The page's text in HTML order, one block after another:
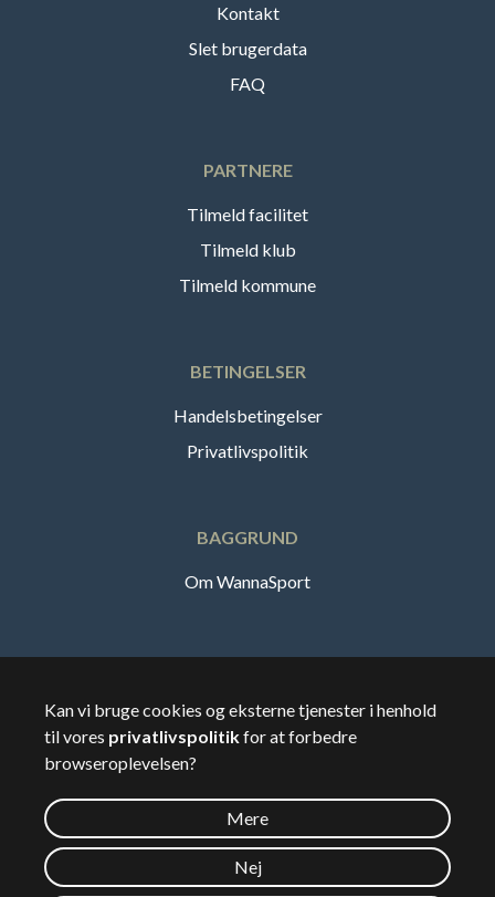
Kontakt
Slet brugerdata
FAQ
PARTNERE
Tilmeld facilitet
Tilmeld klub
Tilmeld kommune
BETINGELSER
Handelsbetingelser
Privatlivspolitik
BAGGRUND
Om WannaSport
🇸🇪Sverige
©2026Wannasport.dk
Kan vi bruge cookies og eksterne tjenester i henhold
til vores privatlivspolitikfor at forbedre
browseroplevelsen?
Mere
Nej